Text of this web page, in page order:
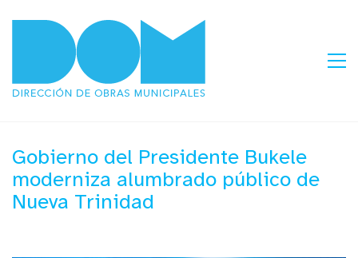
Gobierno del Presidente Bukele
moderniza alumbrado público de
Nueva Trinidad